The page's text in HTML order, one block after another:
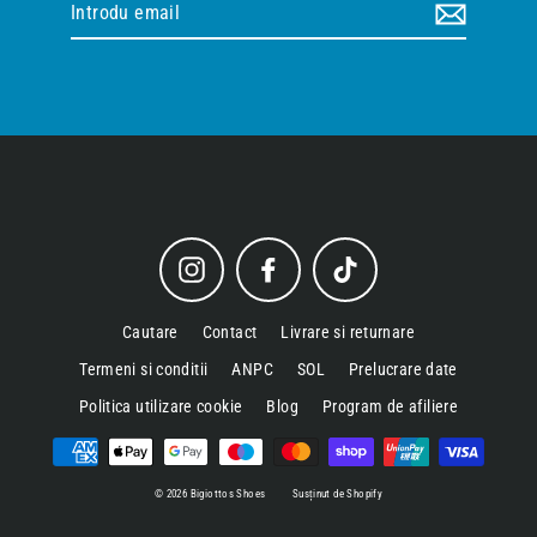
email
Instagram Facebook TikTok
Cautare Contact
Livrare si returnare
Termeni si conditii
ANPC SOL
Prelucrare date
Politica utilizare cookie
Blog Program de afiliere
© 2026 Bigiottos Shoes Susținut de Shopify